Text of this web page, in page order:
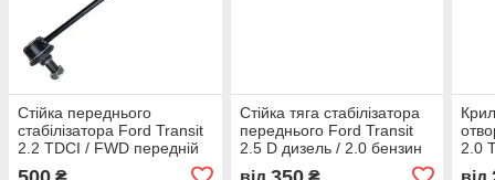
Стійка переднього
стабілізатора Ford Transit
2.2 TDCI / FWD передній
Стійка тяга стабілізатора
переднього Ford Transit
2.5 D дизель / 2.0 бензин
Форд транзит 1998-2006,
2.0